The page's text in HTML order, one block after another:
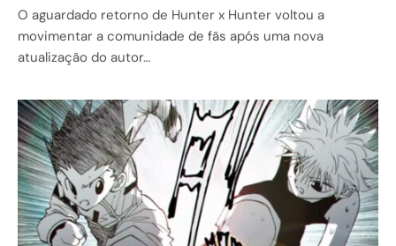
O aguardado retorno de Hunter x Hunter voltou a
movimentar a comunidade de fãs após uma nova
atualização do autor…